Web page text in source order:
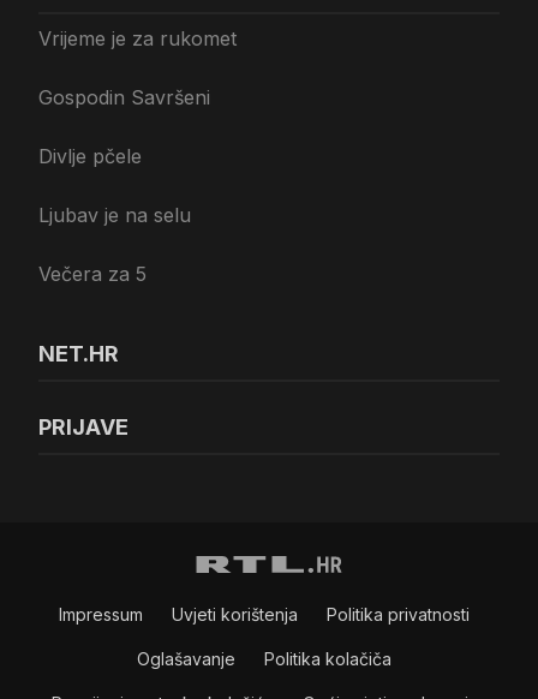
Vrijeme je za rukomet
Gospodin Savršeni
Divlje pčele
Ljubav je na selu
Večera za 5
NET.HR
PRIJAVE
Impressum Uvjeti korištenja Politika privatnosti
Oglašavanje Politika kolačiča